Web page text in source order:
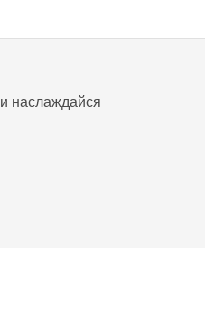
и наслаждайся